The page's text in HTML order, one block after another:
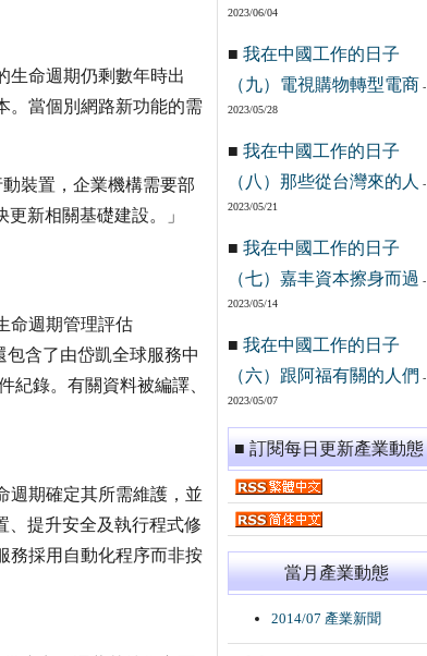
命週期仍剩數年時出
。當個別網路新功能的需
裝置，企業機構需要部
新相關基礎建設。」
命週期管理評估
包含了由岱凱全球服務中
紀錄。有關資料被編譯、
週期確定其所需維護，並
、提升安全及執行程式修
務採用自動化程序而非按
2023/06/04
■ 我在中國工作的日子
（九）電視購物轉型電商 -
2023/05/28
■ 我在中國工作的日子
（八）那些從台灣來的人
-
2023/05/21
■ 我在中國工作的日子
（七）嘉丰資本擦身而過 -
2023/05/14
■ 我在中國工作的日子
（六）跟阿福有關的人們 -
2023/05/07
■ 訂閱每日更新產業動態
當月產業動態
2014/07 產業新聞